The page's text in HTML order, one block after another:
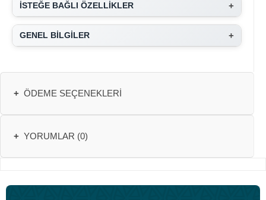
İSTEĞE BAĞLI ÖZELLİKLER +
GENEL BİLGİLER +
+ ÖDEME SEÇENEKLERI
+ YORUMLAR (0)